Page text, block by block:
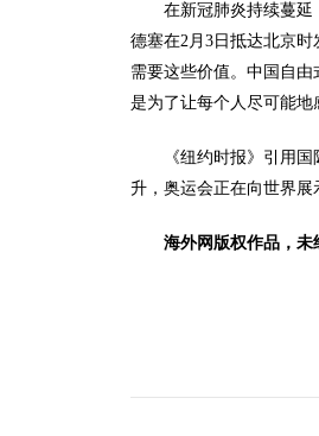
在新冠肺炎持续蔓
德塞在2月3日抵达北京
需要这些价值。中国自
是为了让每个人尽可能地
《纽约时报》引用
升，奥运会正在向世界
海外网版权作品，未